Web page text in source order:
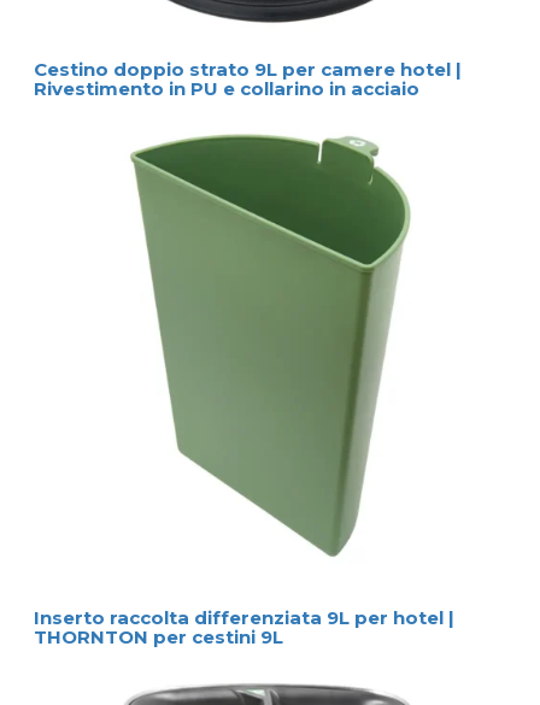
Cestino doppio strato 9L per camere hotel |
Rivestimento in PU e collarino in acciaio
Inserto raccolta differenziata 9L per hotel |
THORNTON per cestini 9L